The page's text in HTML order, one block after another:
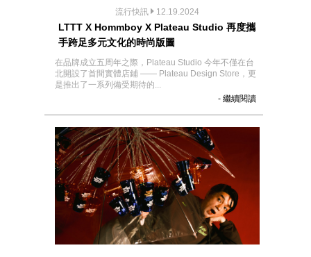
流行快訊 12.19.2024
LTTT X Hommboy X Plateau Studio 再度攜
手跨足多元文化的時尚版圖
在品牌成立五周年之際，Plateau Studio 今年不僅在台
北開設了首間實體店鋪 —— Plateau Design Store，更
是推出了一系列備受期待的...
- 繼續閱讀